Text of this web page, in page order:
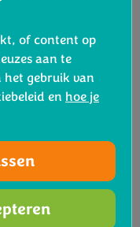
zomer
Bimi®
te zijn met Bimi®!
met Bimi®
recepten die je
of content op
aan te
het gebruik van
en hoe je